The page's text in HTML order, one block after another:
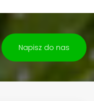
Napisz do nas